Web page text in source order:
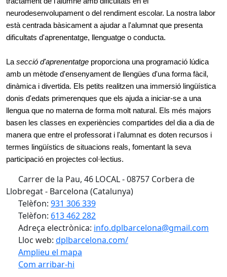
neurodesenvolupament o del rendiment escolar. La nostra labor
està centrada bàsicament a ajudar a l'alumnat que presenta
dificultats d'aprenentatge, llenguatge o conducta.
La secció d'aprenentatge proporciona una programació lúdica
amb un mètode d'ensenyament de llengües d'una forma fàcil,
dinàmica i divertida. Els petits realitzen una immersió lingüística
donis d'edats primerenques que els ajuda a iniciar-se a una
llengua que no materna de forma molt natural. Els més majors
basen les classes en experiències compartides del dia a dia de
manera que entre el professorat i l'alumnat es doten recursos i
termes lingüístics de situacions reals, fomentant la seva
participació en projectes col·lectius.
Carrer de la Pau, 46 LOCAL - 08757 Corbera de
Llobregat - Barcelona (Catalunya)
Telèfon: 931 306 339
Telèfon: 613 462 282
Adreça electrònica: info.dplbarcelona@gmail.com
Lloc web: dplbarcelona.com/
Amplieu el mapa
Com arribar-hi